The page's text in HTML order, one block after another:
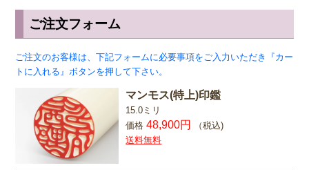
ご注文フォーム
ご注文のお客様は、下記フォームに必要事項をご入力いただき『カー
トに入れる』ボタンを押して下さい。
マンモス(特上)印鑑
15.0ミリ
価格48,900円
（税込)
送料無料